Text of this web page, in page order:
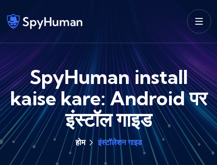
SpyHuman install
kaise kare: Android पर
इंस्टॉल गाइड
होम इंस्टॉलेशन गाइड